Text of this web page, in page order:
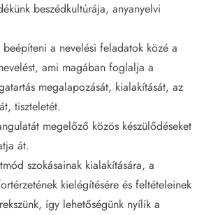
beszédkultúrája, anyanyelvi
beépíteni a nevelési feladatok közé a
ami magában foglalja a
megalapozását, kialakítását, az
tiszteletét.
megelőző közös készülődéseket
át.
szokásainak kialakítására, a
kielégítésére és feltételeinek
így lehetőségünk nyílik a